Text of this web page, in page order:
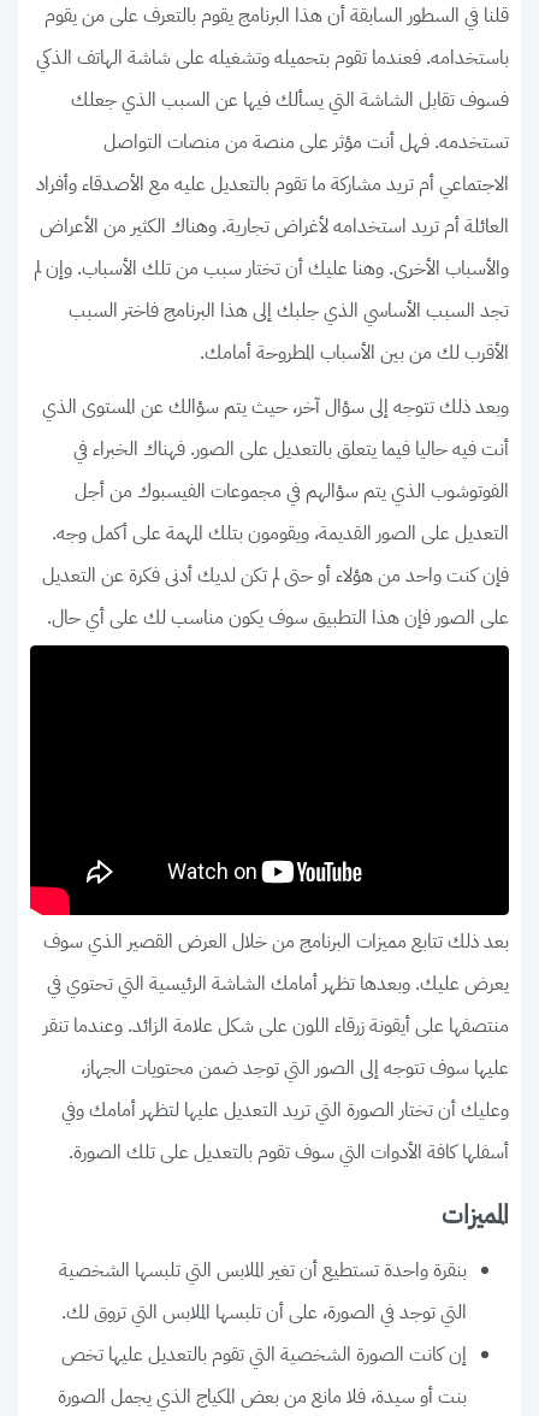
قلنا في السطور السابقة أن هذا البرنامج يقوم بالتعرف على من يقوم
باستخدامه. فعندما تقوم بتحميله وتشغيله على شاشة الهاتف الذكي
فسوف تقابل الشاشة التي يسألك فيها عن السبب الذي جعلك
تستخدمه. فهل أنت مؤثر على منصة من منصات التواصل
الاجتماعي أم تريد مشاركة ما تقوم بالتعديل عليه مع الأصدقاء وأفراد
العائلة أم تريد استخدامه لأغراض تجارية. وهناك الكثير من الأعراض
والأسباب الأخرى. وهنا عليك أن تختار سبب من تلك الأسباب. وإن لم
تجد السبب الأساسي الذي جلبك إلى هذا البرنامج فاختر السبب
الأقرب لك من بين الأسباب المطروحة أمامك.
وبعد ذلك تتوجه إلى سؤال آخر، حيث يتم سؤالك عن المستوى الذي
أنت فيه حاليا فيما يتعلق بالتعديل على الصور. فهناك الخبراء في
الفوتوشوب الذي يتم سؤالهم في مجموعات الفيسبوك من أجل
التعديل على الصور القديمة، ويقومون بتلك المهمة على أكمل وجه.
فإن كنت واحد من هؤلاء أو حتى لم تكن لديك أدنى فكرة عن التعديل
على الصور فإن هذا التطبيق سوف يكون مناسب لك على أي حال.
بعد ذلك تتابع مميزات البرنامج من خلال العرض القصير الذي سوف
يعرض عليك. وبعدها تظهر أمامك الشاشة الرئيسية التي تحتوي في
منتصفها على أيقونة زرقاء اللون على شكل علامة الزائد. وعندما تنقر
عليها سوف تتوجه إلى الصور التي توجد ضمن محتويات الجهاز،
وعليك أن تختار الصورة التي تريد التعديل عليها لتظهر أمامك وفي
أسفلها كافة الأدوات التي سوف تقوم بالتعديل على تلك الصورة.
المميزات
بنقرة واحدة تستطيع أن تغير الملابس التي تلبسها الشخصية
التي توجد في الصورة، على أن تلبسها الملابس التي تروق لك.
إن كانت الصورة الشخصية التي تقوم بالتعديل عليها تخص
بنت أو سيدة، فلا مانع من بعض المكياج الذي يجمل الصورة